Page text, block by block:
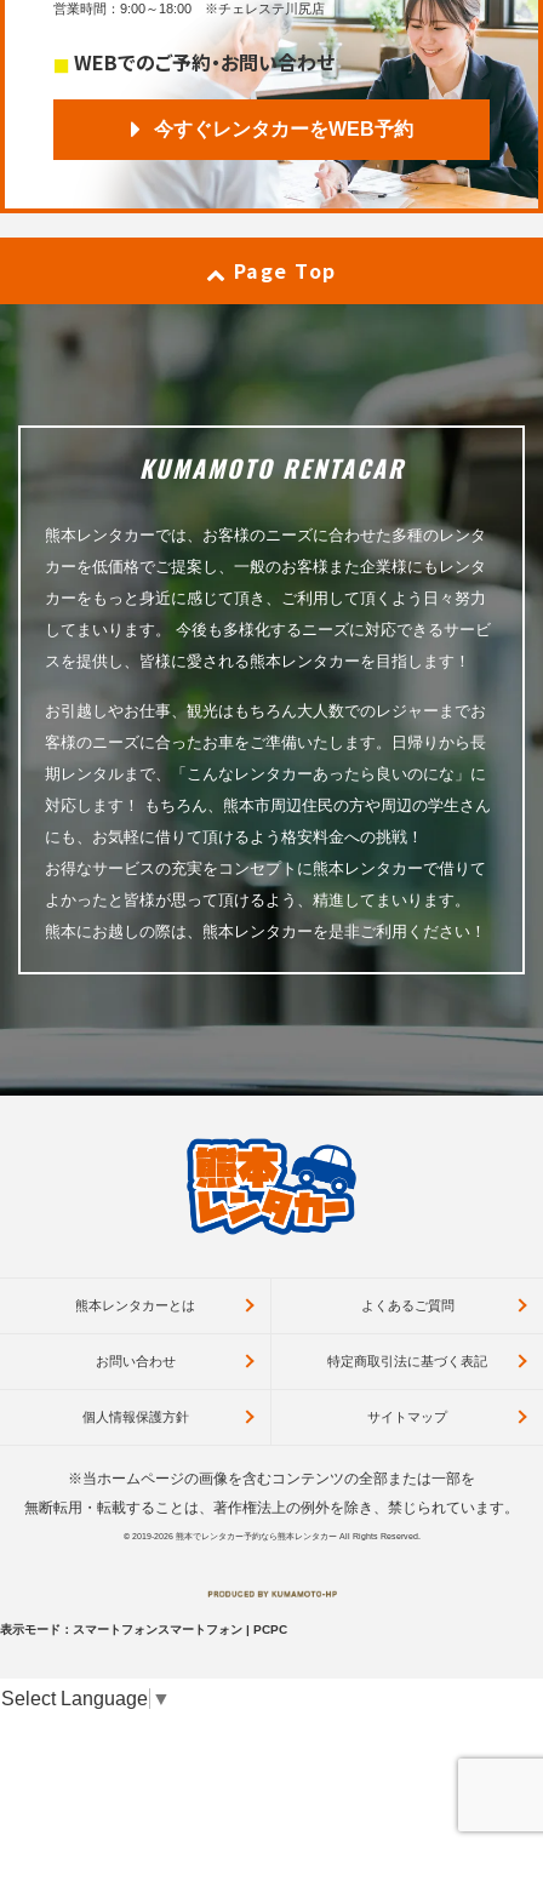
営業時間 ： 9:00～18:00 ※チェレステ川尻店
WEBでのご予約・お問い合わせ
今すぐレンタカーをWEB予約
Page Top
KUMAMOTO RENTACAR
熊本レンタカーでは、お客様のニーズに合わせた多種のレンタ
カーを低価格でご提案し、一般のお客様また企業様にもレンタ
カーをもっと身近に感じて頂き、ご利用して頂くよう日々努力
してまいります。 今後も多様化するニーズに対応できるサービ
スを提供し、皆様に愛される熊本レンタカーを目指します！
お引越しやお仕事、観光はもちろん大人数でのレジャーまでお
客様のニーズに合ったお車をご準備いたします。日帰りから長
期レンタルまで、「こんなレンタカーあったら良いのにな」に
対応します！ もちろん、熊本市周辺住民の方や周辺の学生さん
にも、お気軽に借りて頂けるよう格安料金への挑戦！
お得なサービスの充実をコンセプトに熊本レンタカーで借りて
よかったと皆様が思って頂けるよう、精進してまいります。
熊本にお越しの際は、熊本レンタカーを是非ご利用ください！
熊本レンタカーとは よくあるご質問
お問い合わせ 特定商取引法に基づく表記
個人情報保護方針 サイトマップ
※当ホームページの画像を含むコンテンツの全部または一部を
無断転用・転載することは、著作権法上の例外を除き、禁じられています。
© 2019-2026 熊本でレンタカー予約なら熊本レンタカーAll Rights Reserved.
表示モード： スマートフォンスマートフォン | PCPC
Select Language ▼